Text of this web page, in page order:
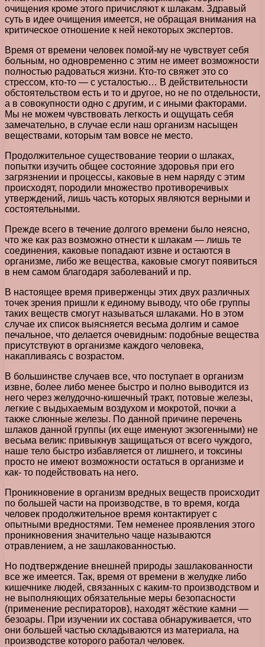
очищения кроме этого причисляют к шлакам. Здравый
суть в идее очищения имеется, не обращая внимания на
критическое отношение к ней некоторых экспертов.
Время от времени человек помой-му не чувствует себя
больным, но одновременно с этим не имеет возможности
полностью радоваться жизни. Кто-то свяжет это со
стрессом, кто-то — с усталостью… В действительности
обстоятельством есть и то и другое, но не по отдельности,
а в совокупности одно с другим, и с иными факторами.
Мы не можем чувствовать легкость и ощущать себя
замечательно, в случае если наш организм насыщен
веществами, которым там вовсе не место.
Продолжительное существование теории о шлаках,
попытки изучить общее состояние здоровья при его
загрязнении и процессы, каковые в нем наряду с этим
происходят, породили множество противоречивых
утверждений, лишь часть которых являются верными и
состоятельными.
Прежде всего в течение долгого времени было неясно,
что же как раз возможно отнести к шлакам — лишь те
соединения, каковые попадают извне и остаются в
организме, либо же вещества, каковые смогут появиться
в нем самом благодаря заболеваний и пр.
В настоящее время приверженцы этих двух различных
точек зрения пришли к единому выводу, что обе группы
таких веществ смогут называться шлаками. Но в этом
случае их список выясняется весьма долгим и самое
печальное, что делается очевидным: подобные вещества
присутствуют в организме каждого человека,
накапливаясь с возрастом.
В большинстве случаев все, что поступает в организм
извне, более либо менее быстро и полно выводится из
него через желудочно-кишечный тракт, потовые железы,
легкие с выдыхаемым воздухом и мокротой, почки а
также слюнные железы. По данной причине перечень
шлаков данной группы (их еще именуют экзогенными) не
весьма велик: привыкнув защищаться от всего чуждого,
наше тело быстро избавляется от лишнего, и токсины
просто не имеют возможности остаться в организме и
как- то подействовать на него.
Проникновение в организм вредных веществ происходит
по большей части на производстве, в то время, когда
человек продолжительное время контактирует с
опытными вредностями. Тем неменее проявления этого
проникновения значительно чаще называются
отравлением, а не зашлакованностью.
Но подтверждение внешней природы зашлакованности
все же имеется. Так, время от времени в желудке либо
кишечнике людей, связанных с каким-то производством и
не выполняющих обязательные меры безопасности
(применение респираторов), находят жёсткие камни —
безоары. При изучении их состава обнаруживается, что
они большей частью складываются из материала, на
производстве которого работал человек.